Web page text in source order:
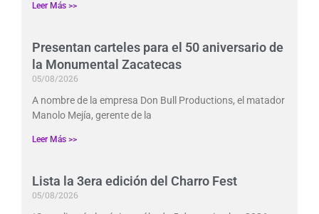
Leer Más >>
Presentan carteles para el 50 aniversario de
la Monumental Zacatecas
05/08/2026
A nombre de la empresa Don Bull Productions, el matador
Manolo Mejía, gerente de la
Leer Más >>
Lista la 3era edición del Charro Fest
05/08/2026